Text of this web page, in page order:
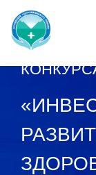
ИТОГИ